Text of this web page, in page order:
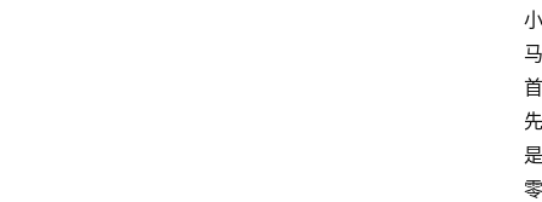
小
马
首
先
是
零